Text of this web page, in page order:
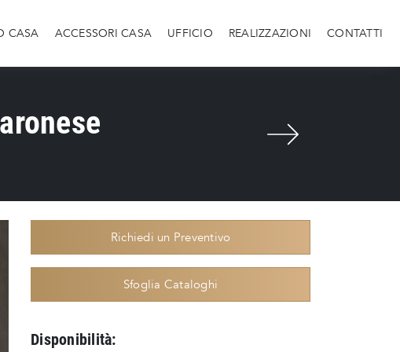
CASA ACCESSORI CASA UFFICIO REALIZZAZIONI CONTATTI
Richiedi un Preventivo
Sfoglia Cataloghi
Disponibilità: